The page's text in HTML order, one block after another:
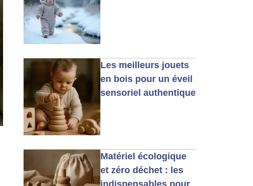
Les meilleurs jouets
en bois pour un éveil
sensoriel authentique
Matériel écologique
et zéro déchet : les